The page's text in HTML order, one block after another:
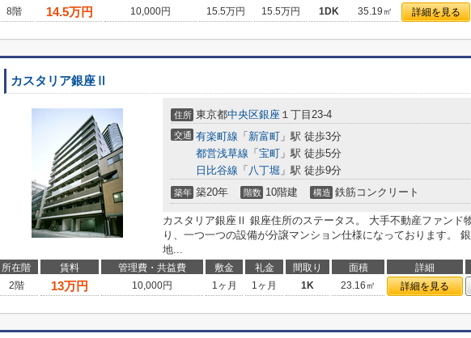
8階
14.5万円 10,000円 15.5万円 15.5万円 1DK 35.19㎡ 詳細を見る
カスタリア銀座Ⅱ
住所 東京都中央区銀座 １丁目23-4
交通 有楽町線 「 新富町 」駅 徒歩3分
都営浅草線 「 宝町 」駅 徒歩5分
日比谷線 「 八丁堀 」駅 徒歩9分
築年 築20年 階数 10階建 構造 鉄筋コンクリート
カスタリア銀座Ⅱ 銀座住所のステータス。 大手不動産ファンド
り、一つ一つの設備が分譲マンション仕様になっております。
地...
所在階 賃料 管理費・共益費 敷金 礼金 間取り 面積 詳細
2階
13万円 10,000円 1ヶ月 1ヶ月 1K 23.16㎡ 詳細を見る